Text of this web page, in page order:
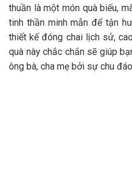
thuần là một món quà biếu,
tinh thần minh mẫn để tận
thiết kế đóng chai lịch sử,
quà này chắc chắn sẽ giúp
ông bà, cha mẹ bởi sự chu